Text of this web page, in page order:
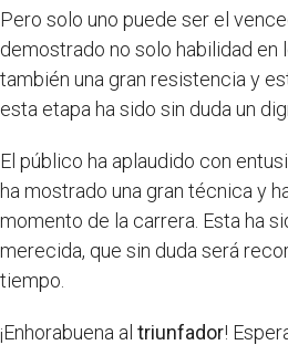
Pero solo uno puede ser el
demostrado no solo habilidad en
también una gran resistencia y
esta etapa ha sido sin duda un
El público ha aplaudido con
ha mostrado una gran técnica y
momento de la carrera. Esta ha
merecida, que sin duda será
tiempo.
¡Enhorabuena al triunfador!